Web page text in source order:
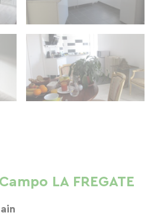
LA FREGATE